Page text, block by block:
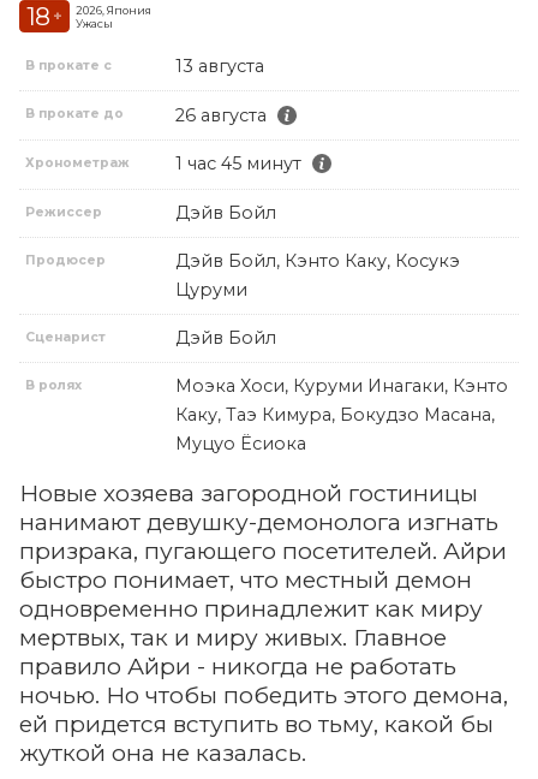
18 +
2026, Япония
Ужасы
В прокате с 13 августа
В прокате до 26 августа
Хронометраж 1 час 45 минут
Режиссер Дэйв Бойл
Продюсер
Дэйв Бойл, Кэнто Каку, Косукэ
Цуруми
Сценарист Дэйв Бойл
В ролях
Моэка Хоси, Куруми Инагаки, Кэнто
Каку, Таэ Кимура, Бокудзо Масана,
Муцуо Ёсиока
Новые хозяева загородной гостиницы
нанимают девушку-демонолога изгнать
призрака, пугающего посетителей. Айри
быстро понимает, что местный демон
одновременно принадлежит как миру
мертвых, так и миру живых. Главное
правило Айри - никогда не работать
ночью. Но чтобы победить этого демона,
ей придется вступить во тьму, какой бы
жуткой она не казалась.